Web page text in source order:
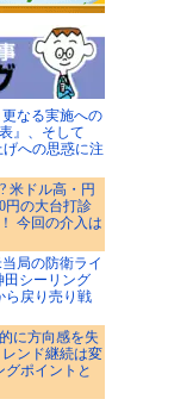
なる実施への
』、そして
げへの思惑に注
米ドル高・円
円の大台打診
今回の介入は
局の防衛ライ
田シーリング
ら戻り売り戦
に方向感を失
ンド継続は変
グポイントと